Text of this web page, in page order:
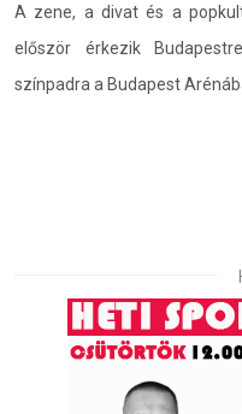
A zene, a divat és a
először érkezik
színpadra a Budapest